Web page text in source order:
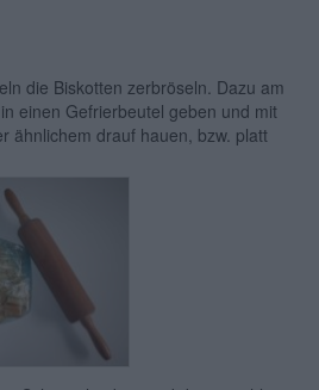
die Biskotten zerbröseln. Dazu am
einen Gefrierbeutel geben und mit
ähnlichem drauf hauen, bzw. platt